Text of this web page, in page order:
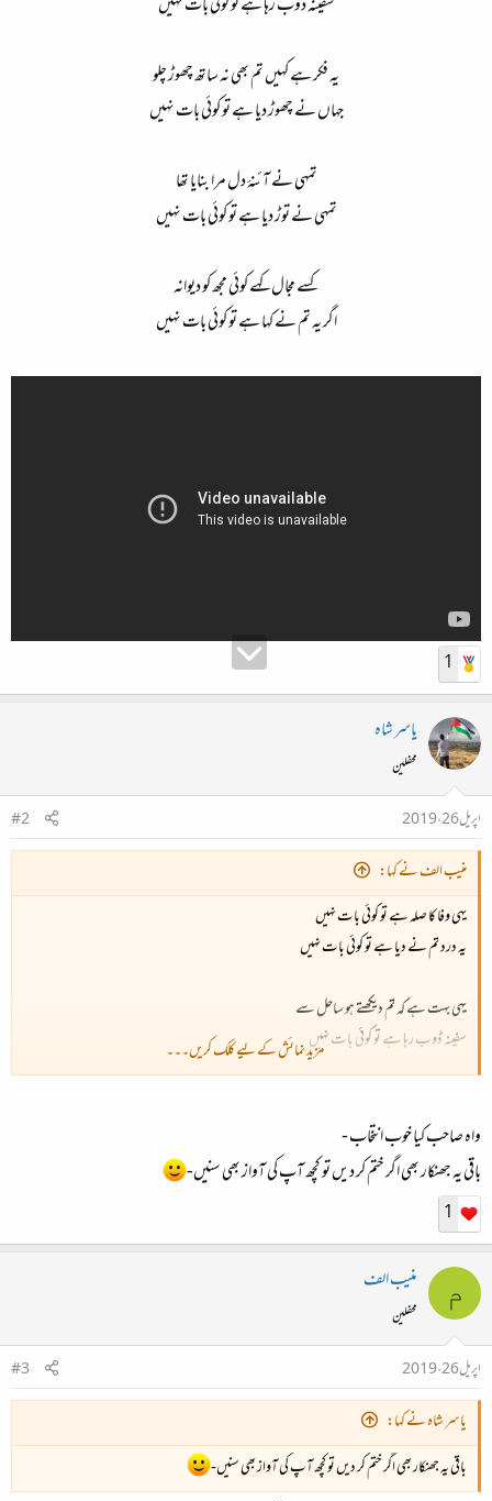
سفینہ ڈوب رہا ہے تو کوئی بات نہیں
یہ فکر ہے کہیں تم بھی نہ ساتھ چھوڑ چلو
جہاں نے چھوڑ دیا ہے تو کوئی بات نہیں
تمہی نے آئنۂ دل مرا بنایا تھا
تمہی نے توڑ دیا ہے تو کوئی بات نہیں
کسے مجال کہے کوئی مجھ کو دیوانہ
اگر یہ تم نے کہا ہے تو کوئی بات نہیں
1
یاسر شاہ
محفلین
اپریل 26، 2019
#2
منیب الف نے کہا:
یہی وفا کا صلہ ہے تو کوئی بات نہیں
یہ درد تم نے دیا ہے تو کوئی بات نہیں
یہی بہت ہے کہ تم دیکھتے ہو ساحل سے
سفینہ ڈوب رہا ہے تو کوئی بات نہیں
جہاں نے چھوڑ دیا ہے تو کوئی بات نہیں
تمہی نے آئنۂ دل مرا بنایا تھا
تمہی نے توڑ دیا ہے تو کوئی بات نہیں
کسے مجال کہے کوئی مجھ کو دیوانہ
اگر یہ تم نے کہا ہے تو کوئی بات نہیں
مزید نمائش کے لیے کلک کریں۔۔۔
واہ صاحب کیا خوب انتخاب -
باقی یہ جھنکار بھی اگر ختم کر دیں تو کچھ آپ کی آواز بھی سنیں-
1
م منیب الف
محفلین
اپریل 26، 2019
#3
یاسر شاہ نے کہا:
باقی یہ جھنکار بھی اگر ختم کر دیں تو کچھ آپ کی آواز بھی سنیں-